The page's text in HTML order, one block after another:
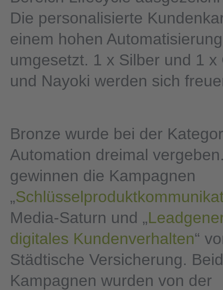
Die personalisierte
einem hohen
umgesetzt. 1 x Silber und 1 x
und Nayoki werden sich
Bronze wurde bei der
Automation dreimal
gewinnen die Kampagnen
„
Media-Saturn und „
digitales Kundenverhalten“
Städtische Versicherung.
Kampagnen wurden von der